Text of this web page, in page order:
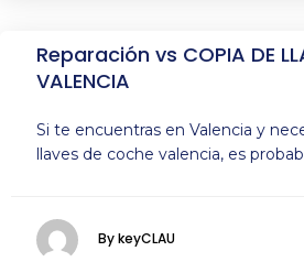
Reparación vs COPIA DE
VALENCIA
Si te encuentras en Valencia y
llaves de coche valencia, es
By keyCLAU